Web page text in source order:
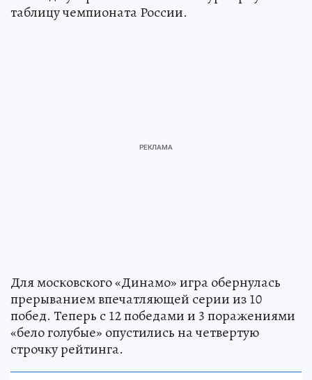
таблицу чемпионата России.
Для московского «Динамо» игра обернулась
прерыванием впечатляющей серии из 10
побед. Теперь с 12 победами и 3 поражениями
«бело голубые» опустились на четвертую
строчку рейтинга.